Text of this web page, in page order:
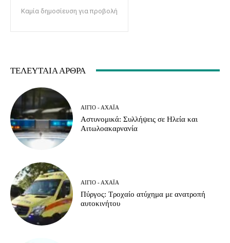
Καμία δημοσίευση για προβολή
ΤΕΛΕΥΤΑΊΑ ΆΡΘΡΑ
ΑΊΓΙΟ - ΑΧΑΪ́Α
Αστυνομικά: Συλλήψεις σε Ηλεία και
Αιτωλοακαρνανία
ΑΊΓΙΟ - ΑΧΑΪ́Α
Πύργος: Τροχαίο ατύχημα με ανατροπή
αυτοκινήτου